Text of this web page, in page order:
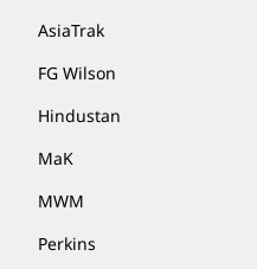
AsiaTrak
FG Wilson
Hindustan
MaK
MWM
Perkins